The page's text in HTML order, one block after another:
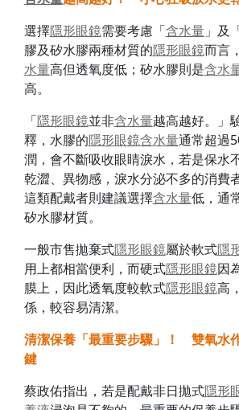
選擇隱形眼鏡需要考慮「含水量」及
膠及矽水膠兩種材質的隱形眼鏡而言
水量高但透氧度低；矽水膠則是含水
高。
「隱形眼鏡並非含水量越高越好。」
釋，水膠的隱形眼鏡含水量通常超過
潤，會不斷吸收眼睛淚水，若是保水
乾澀、異物感，淚水分泌不多的消費
這類配戴者則建議選擇含水量低，通
矽水膠材質。
一般市售拋棄式隱形眼鏡屬於軟式隱
用上都相當便利，而硬式隱形眼鏡因
膜上，因此透氧度較軟式隱形眼鏡高
係，較容易清潔。
清潔保養「最重要步驟」！ 雙氧水
鍵
蔡政佑指出，若是配戴非日拋式隱形